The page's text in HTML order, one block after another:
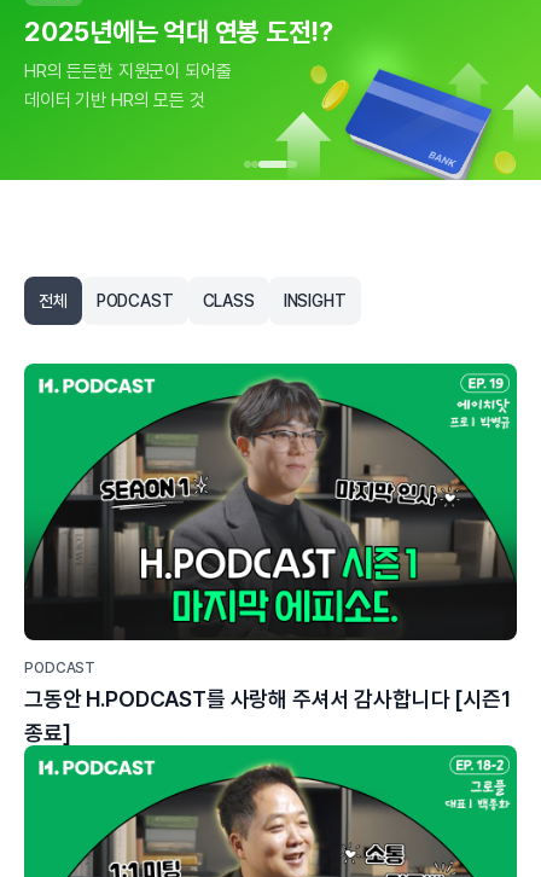
마이크로소프트 조직문화 들여보기
마이크로소프트 인사 부문장이
말하는 글로벌 조직문화
2025년에는 억대 연봉 도전!?
HR의 든든한 지원군이 되어줄
데이터 기반 HR의 모든 것
데이터 기반 HR의 모든 것
근거 없는 HR은 이제 그만!
데이터 기반 HR 시작하기
전체 PODCAST CLASS INSIGHT
PODCAST
그동안 H.PODCAST를 사랑해 주셔서 감사합니다 [시즌1
종료]